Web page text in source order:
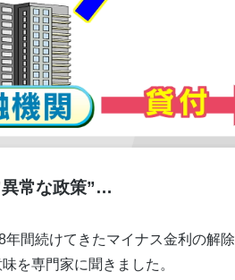
常な政策”…
間続けてきたマイナス金利の解除
を専門家に聞きました。